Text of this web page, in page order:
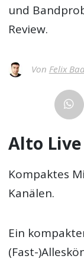
und
Review.
Von Felix
Alto
Kompaktes
Kanälen.
Ein
(Fast-